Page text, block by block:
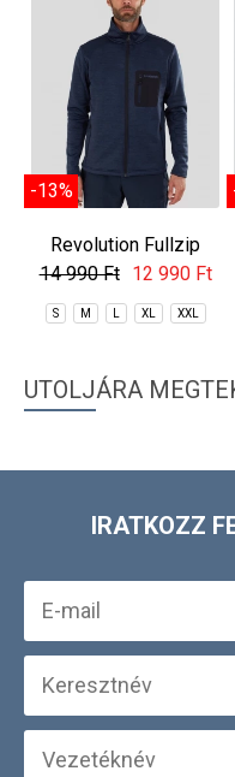
-13%
Revolution Fullzip
Fleece
14 990 Ft 12 990 Ft
S M XL XXL
UTOLJÁRA
IRATKOZZ